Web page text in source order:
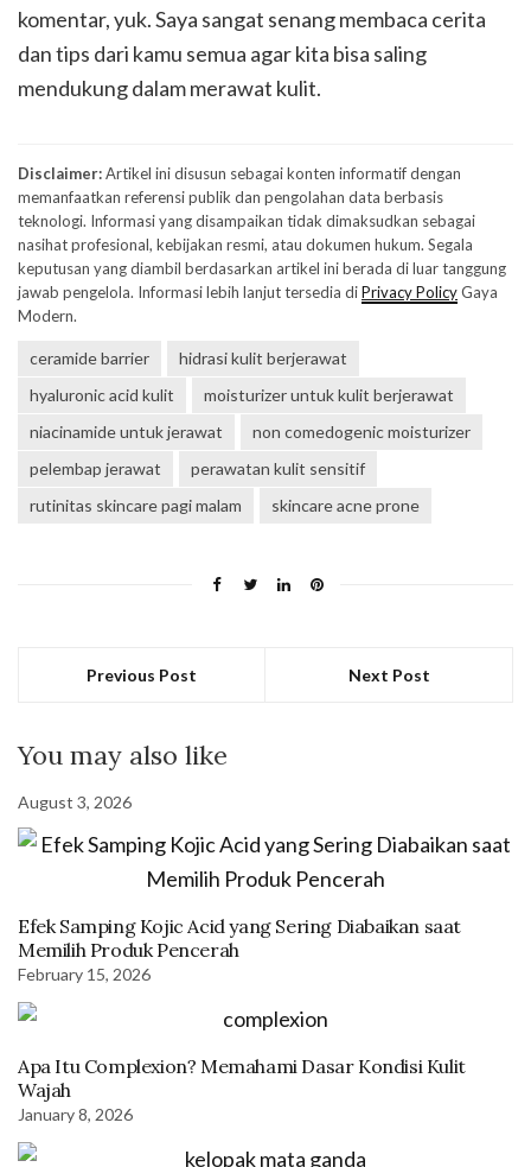
komentar, yuk. Saya sangat senang membaca cerita
dan tips dari kamu semua agar kita bisa saling
mendukung dalam merawat kulit.
Disclaimer:Artikel ini disusun sebagai konten informatif dengan
memanfaatkan referensi publik dan pengolahan data berbasis
teknologi. Informasi yang disampaikan tidak dimaksudkan sebagai
nasihat profesional, kebijakan resmi, atau dokumen hukum. Segala
keputusan yang diambil berdasarkan artikel ini berada di luar tanggung
jawab pengelola. Informasi lebih lanjut tersedia diPrivacy PolicyGaya
Modern.
ceramide barrier
hidrasi kulit berjerawat
hyaluronic acid kulit
moisturizer untuk kulit berjerawat
niacinamide untuk jerawat
non comedogenic moisturizer
pelembap jerawat
perawatan kulit sensitif
rutinitas skincare pagi malam
skincare acne prone
Previous Post Next Post
You may also like
August 3, 2026
Efek Samping Kojic Acid yang Sering Diabaikan saat
Memilih Produk Pencerah
February 15, 2026
Apa Itu Complexion? Memahami Dasar Kondisi Kulit
Wajah
January 8, 2026